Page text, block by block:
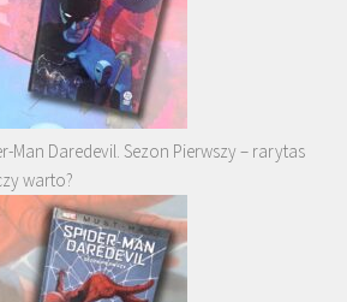
Man Daredevil. Sezon Pierwszy – rarytas
warto?